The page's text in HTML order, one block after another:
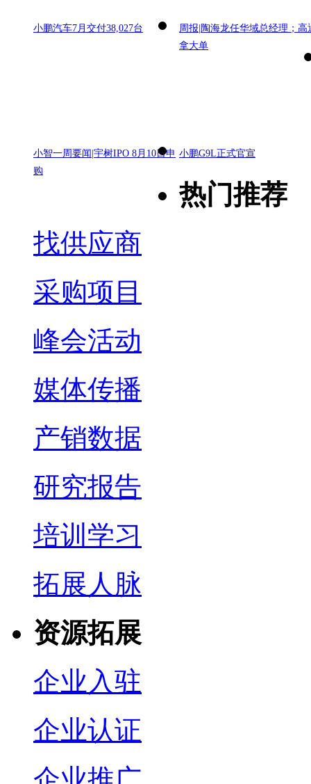
小鹏汽车7月交付38,027台
周报|陶海龙任华域总经理；高
拿大单
小智一周要闻|宇树IPO 8月10日申
购
小鹏G9L正式官宣
热门推荐
找供应商
采购项目
峰会活动
媒体传播
产销数据
研究报告
培训学习
拓展人脉
资源拓展
企业入驻
企业认证